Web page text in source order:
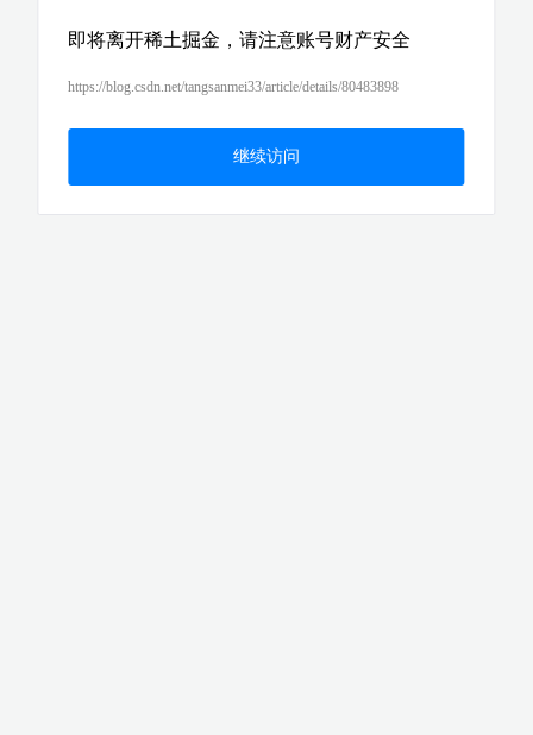
即将离开稀土掘金，请注意账号财产安全
https://blog.csdn.net/tangsanmei33/article/details/80483898
继续访问